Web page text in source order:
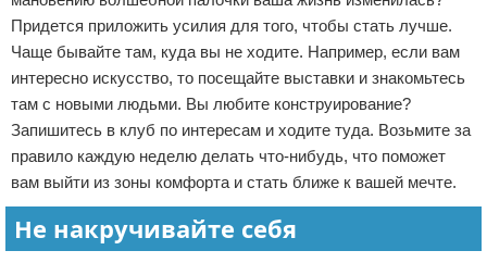
Придется приложить усилия для того, чтобы стать лучше.
Чаще бывайте там, куда вы не ходите. Например, если вам
интересно искусство, то посещайте выставки и знакомьтесь
там с новыми людьми. Вы любите конструирование?
Запишитесь в клуб по интересам и ходите туда. Возьмите за
правило каждую неделю делать что-нибудь, что поможет
вам выйти из зоны комфорта и стать ближе к вашей мечте.
Не накручивайте себя